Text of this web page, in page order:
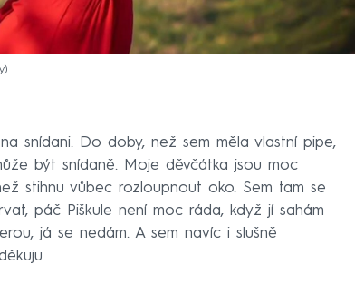
snídani. Do doby, než sem měla vlastní pipe,
být snídaně. Moje děvčátka jsou moc
stihnu vůbec rozloupnout oko. Sem tam se
páč Piškule není moc ráda, když jí sahám
já se nedám. A sem navíc i slušně